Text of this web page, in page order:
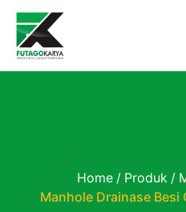
Skip to content
Home / Produk /
Manhole Drainase